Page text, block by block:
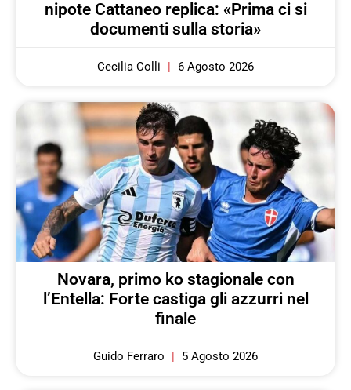
nipote Cattaneo replica: «Prima ci si
documenti sulla storia»
Cecilia Colli 6 Agosto 2026
Novara, primo ko stagionale con
l’Entella: Forte castiga gli azzurri nel
finale
Guido Ferraro 5 Agosto 2026